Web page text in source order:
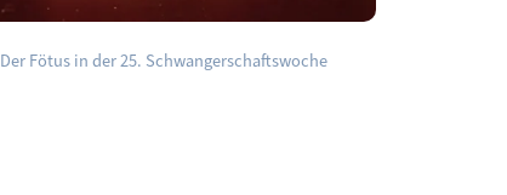
Der Fötus in der 25. Schwangerschaftswoche